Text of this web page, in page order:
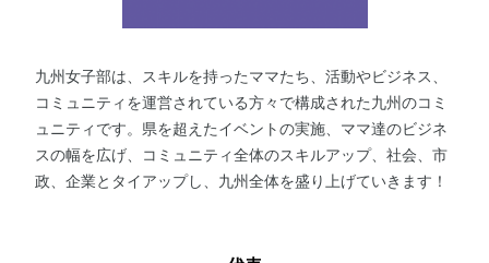
九州女子部は、スキルを持ったママたち、活動やビジネス、
コミュニティを運営されている方々で構成された九州のコミ
ュニティです。県を超えたイベントの実施、ママ達のビジネ
スの幅を広げ、コミュニティ全体のスキルアップ、社会、市
政、企業とタイアップし、九州全体を盛り上げていきます！